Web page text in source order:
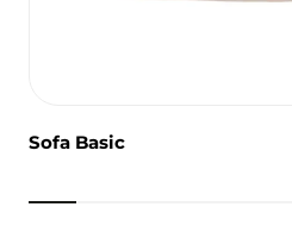
Sofa Basic